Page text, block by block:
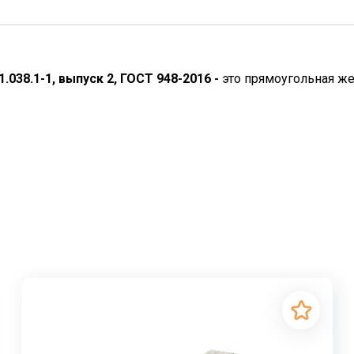
1, выпуск 2, ГОСТ 948-2016 - это прямоугольная
плита из бетона, незаменимый элемент в
проемов, надежное распределение нагрузки